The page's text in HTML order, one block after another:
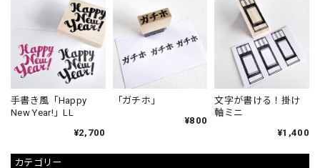
カテゴリー
手書き風「Happy
New Year!」LL
¥2,700
「ガチホ」
¥800
文字が書ける！掛け
軸ミニ
¥1,400